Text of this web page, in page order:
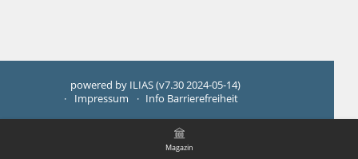
Magazin
powered by ILIAS (v7.30 2024-05-14)
Impressum
Info Barrierefreiheit